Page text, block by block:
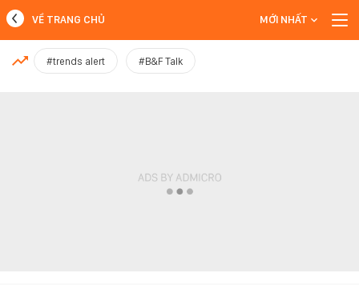
MỚI NHẤT
VỀ TRANG CHỦ MỚI NHẤT
#trends alert #B&F Talk